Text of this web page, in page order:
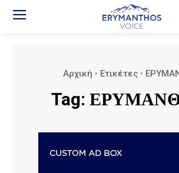
Αρχική Ετικέτες
Tag: